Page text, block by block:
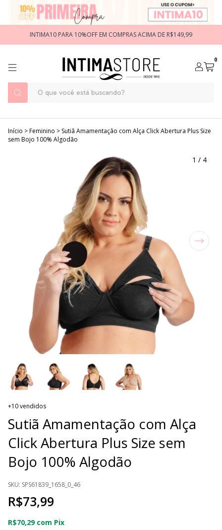
INTIMA10 PARA 10%OFF EM COMPRAS ACIMA DE R$149,99
0
Início >Feminino > Sutiã Amamentação com Alça Click Abertura Plus Size
sem Bojo 100% Algodão
1 / 4
+10 vendidos
Sutiã Amamentação com Alça
Click Abertura Plus Size sem
Bojo 100% Algodão
SKU: SPS61839_1658_0_46
R$73,99
R$70,29 com Pix